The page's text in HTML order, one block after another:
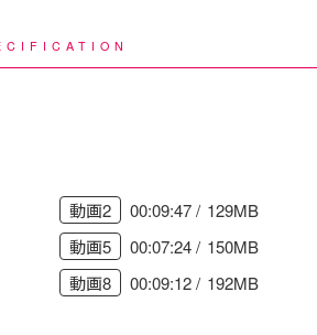
動画2 00:09:47 129MB
動画5 00:07:24 150MB
動画8 00:09:12 192MB